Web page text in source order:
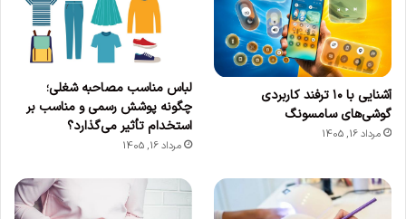
آشنایی با ۱۰ ترفند کاربردی
گوشی‌های سامسونگ
مرداد 16, 1405
لباس مناسب مصاحبه شغلی؛
چگونه پوشش رسمی و مناسب بر
استخدام تأثیر می‌گذارد؟
مرداد 16, 1405